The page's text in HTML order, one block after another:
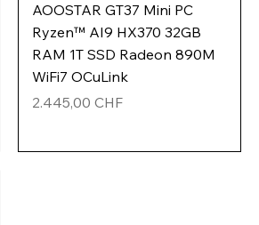
AOOSTAR GT37 Mini PC
Ryzen™ AI9 HX370 32GB
RAM 1T SSD Radeon 890M
WiFi7 OCuLink
Preis
2.445,00 CHF